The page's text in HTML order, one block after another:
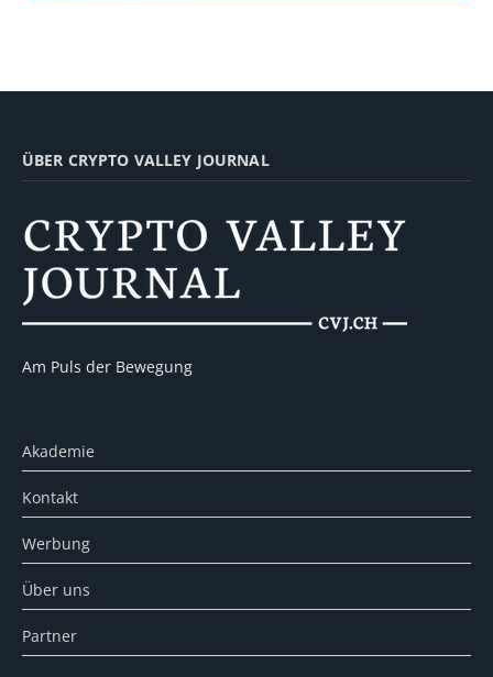
ÜBER CRYPTO VALLEY JOURNAL
Am Puls der Bewegung
Akademie
Kontakt
Werbung
Über uns
Partner